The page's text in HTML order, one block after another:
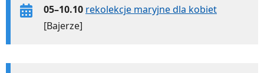
05–10.10 rekolekcje maryjne dla kobiet
[Bajerze]